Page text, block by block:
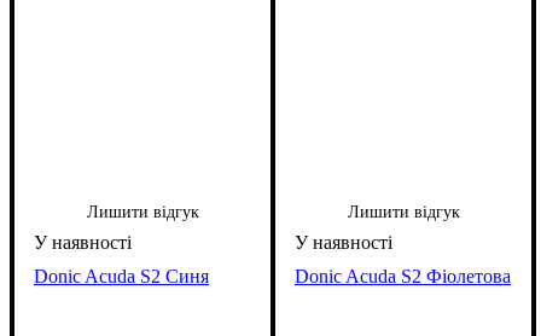
Лишити відгук
Donic Acuda S2 Синя
Лишити відгук
Donic Acuda S2 Фіолетова